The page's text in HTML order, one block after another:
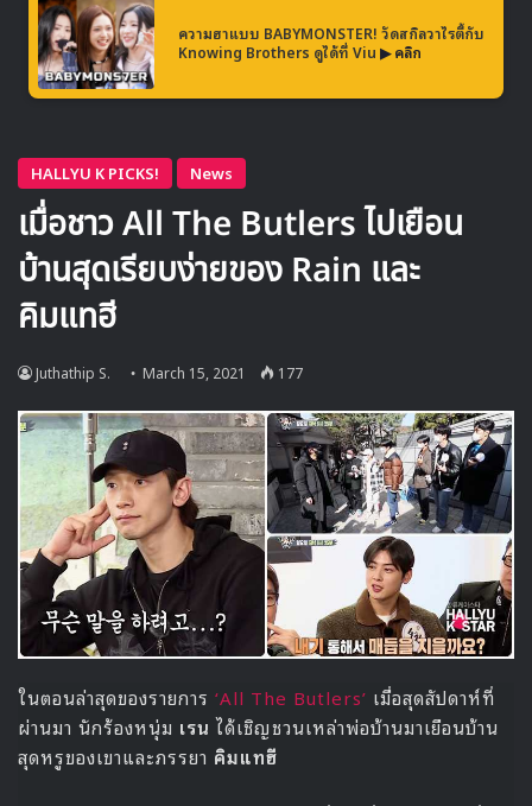
สำหรับ ‘I Like You’ เป็นทั้งชื่ออัลบัมและเพลงไตเติลของบอยก
รุป Ciipher ซึ่งในมิวสิควิดีโอเพลงนี้ สมาชิกทั้ง 7 คนของวงจะ
แสดงเป็นชายหนุ่มที่ตกหลุมรัก คิมแทฮี หลังจากเห็นเธอทาง
โดยในเพลงนี้ สมาชิกในวงอย่าง แท็ก และ เคตะ ได้มีส่วนร่วม
ในการแต่งและเขียนเนื้อเพลง ร่วมกับ Mollo นักแต่งเพลงคน
ใหม่จากค่ายเพลง Psycho Tension และสำหรับบอยกรุป
Ciipher นั้น เรน ได้มีส่วนร่วมในการสร้างทีมขึ้นมาด้วยตัวเอง
และได้ปรากฏตัวร่วมกับพวกเขาในรายการวาไรตี้ต่างๆ อย่าง All
The Butlers และ Weekly Idol
ความฮาแบบ BABYMONSTER! วัดสกิลวาไรตี้กับ
Knowing Brothers ดูได้ที่ Viu ▶ คลิก